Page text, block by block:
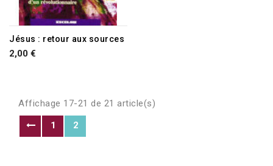
RUPTURE DE STOCK
Jésus : retour aux sources
2,00 €
Affichage 17-21 de 21 article(s)
1
2